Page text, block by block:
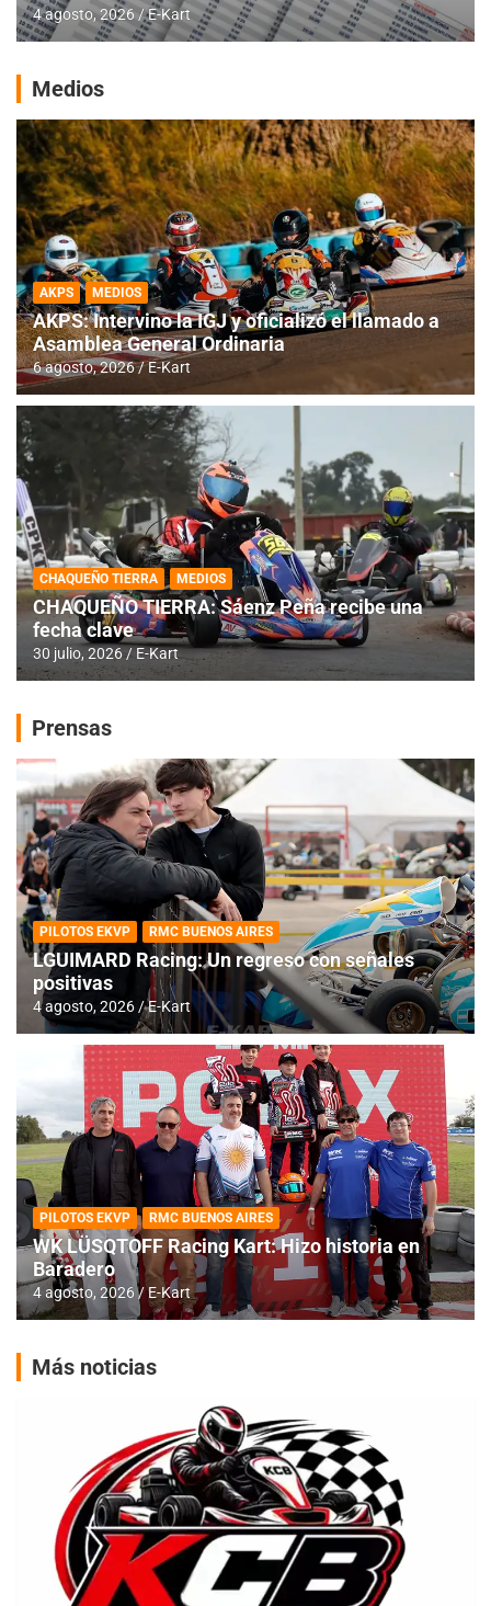
4 agosto, 2026 E-Kart
Medios
AKPS MEDIOS
AKPS: Intervino la IGJ y oficializó el llamado a
Asamblea General Ordinaria
6 agosto, 2026 E-Kart
CHAQUEÑO TIERRA MEDIOS
CHAQUEÑO TIERRA: Sáenz Peña recibe una
fecha clave
30 julio, 2026 E-Kart
Prensas
PILOTOS EKVP RMC BUENOS AIRES
LGUIMARD Racing: Un regreso con señales
positivas
4 agosto, 2026 E-Kart
PILOTOS EKVP RMC BUENOS AIRES
WK LÜSQTOFF Racing Kart: Hizo historia en
Baradero
4 agosto, 2026 E-Kart
Más noticias